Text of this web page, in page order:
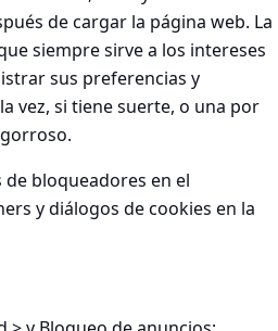
de cargar la página web. La
siempre sirve a los intereses
sus preferencias y
vez, si tiene suerte, o una por
bloqueadores en el
y diálogos de cookies en la